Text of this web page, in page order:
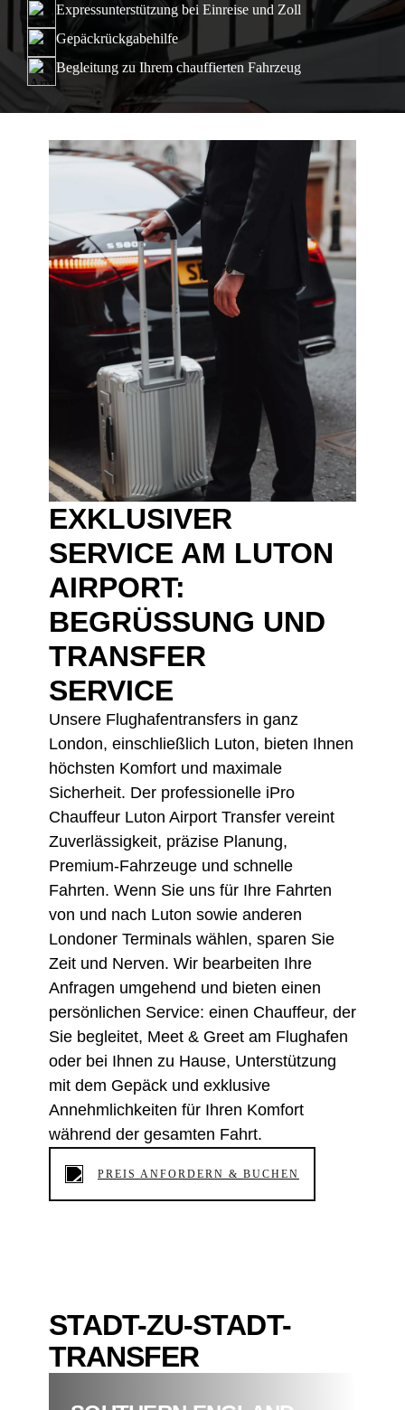
Expressunterstützung bei Einreise und Zoll
Gepäckrückgabehilfe
Begleitung zu Ihrem chauffierten Fahrzeug
EXKLUSIVER
SERVICE AM LUTON
AIRPORT:
BEGRÜSSUNG UND T
RANSFER
SERVICE
Unsere Flughafentransfers in ganz
London, einschließlich Luton, bieten Ihnen
höchsten Komfort und maximale
Sicherheit. Der professionelle iPro
Chauffeur Luton Airport Transfer vereint
Zuverlässigkeit, präzise Planung,
Premium-Fahrzeuge und schnelle
Fahrten. Wenn Sie uns für Ihre Fahrten
von und nach Luton sowie anderen
Londoner Terminals wählen, sparen Sie
Zeit und Nerven. Wir bearbeiten Ihre
Anfragen umgehend und bieten einen
persönlichen Service: einen Chauffeur, der
Sie begleitet, Meet & Greet am Flughafen
oder bei Ihnen zu Hause, Unterstützung
mit dem Gepäck und exklusive
Annehmlichkeiten für Ihren Komfort
während der gesamten Fahrt.
PREIS ANFORDERN & BUCHEN
STADT-ZU-STADT-
TRANSFER